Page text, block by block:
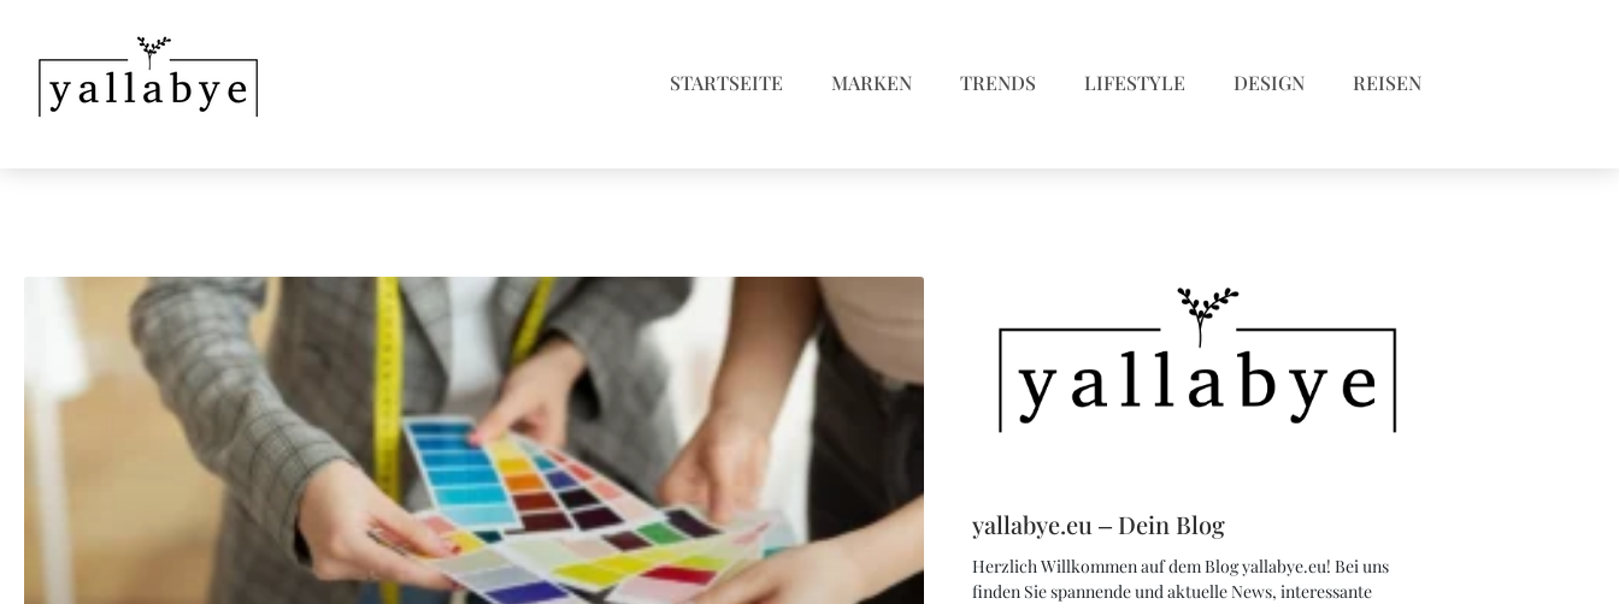
STARTSEITE MARKEN TRENDS LIFESTYLE DESIGN REISEN
yallabye.eu – Dein Blog
Herzlich Willkommen auf dem Blog yallabye.eu! Bei uns
finden Sie spannende und aktuelle News, interessante